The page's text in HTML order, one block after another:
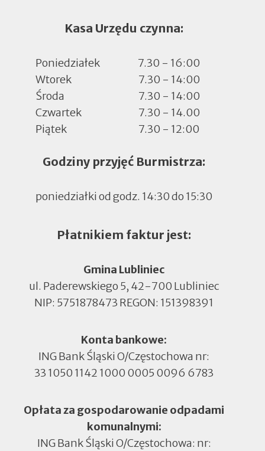
Kasa Urzędu czynna:
Poniedziałek
7.30 - 16:00
Wtorek
7.30 - 14:00
Środa
7.30 - 14:00
Czwartek
7.30 - 14.00
Piątek
7.30 - 12:00
Godziny przyjęć Burmistrza:
poniedziałki od godz. 14:30 do 15:30
Płatnikiem faktur jest:
Gmina Lubliniec
ul. Paderewskiego 5, 42-700 Lubliniec
NIP: 5751878473 REGON: 151398391
Konta bankowe:
ING Bank Śląski O/Częstochowa nr:
33 1050 1142 1000 0005 0096 6783
Opłata za gospodarowanie odpadami
komunalnymi:
ING Bank Śląski O/Częstochowa: nr: